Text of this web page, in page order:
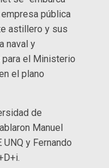
empresa pública
astillero y sus
naval y
el Ministerio
el plano
de
Manuel
y Fernando